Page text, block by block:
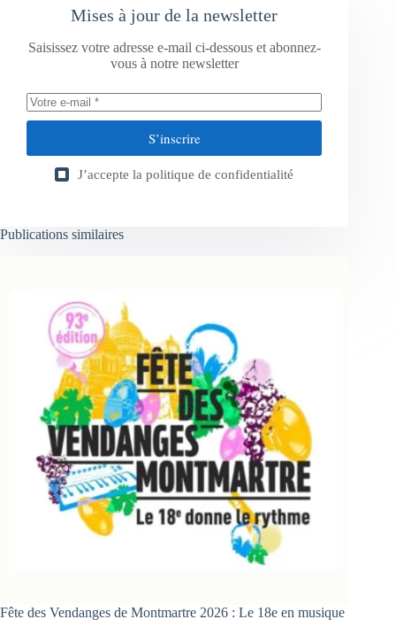
Mises à jour de la newsletter
Saisissez votre adresse e-mail ci-dessous et abonnez-
vous à notre newsletter
S’inscrire
J’accepte la politique de confidentialité
Publications similaires
Fête des Vendanges de Montmartre 2026 : Le 18e en musique